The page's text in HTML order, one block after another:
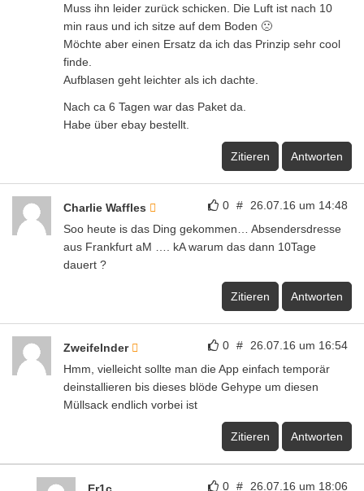
Muss ihn leider zurück schicken. Die Luft ist nach 10
min raus und ich sitze auf dem Boden 🙁
Möchte aber einen Ersatz da ich das Prinzip sehr cool
finde.
Aufblasen geht leichter als ich dachte.
Nach ca 6 Tagen war das Paket da.
Habe über ebay bestellt.
Zitieren Antworten
0 # 26.07.16 um 14:48
Charlie Waffles
Soo heute is das Ding gekommen… Absendersdresse
aus Frankfurt aM …. kA warum das dann 10Tage
dauert ?
Zitieren Antworten
0 # 26.07.16 um 16:54
Zweifelnder
Hmm, vielleicht sollte man die App einfach temporär
deinstallieren bis dieses blöde Gehype um diesen
Müllsack endlich vorbei ist
Zitieren Antworten
0 # 26.07.16 um 18:06